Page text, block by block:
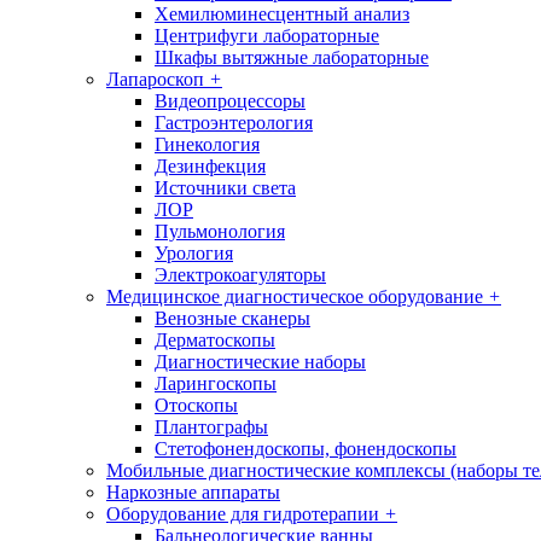
Хемилюминесцентный анализ
Центрифуги лабораторные
Шкафы вытяжные лабораторные
Лапароскоп +
Видеопроцессоры
Гастроэнтерология
Гинекология
Дезинфекция
Источники света
ЛОР
Пульмонология
Урология
Электрокоагуляторы
Медицинское диагностическое оборудование +
Венозные сканеры
Дерматоскопы
Диагностические наборы
Ларингоскопы
Отоскопы
Плантографы
Стетофонендоскопы, фонендоскопы
Мобильные диагностические комплексы (наборы
Наркозные аппараты
Оборудование для гидротерапии +
Бальнеологические ванны